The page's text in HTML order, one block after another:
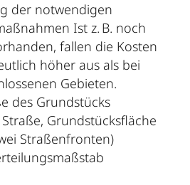
der notwendigen
Ist z. B. noch
fallen die Kosten
höher aus als bei
Gebieten.
des Grundstücks
Grundstücksfläche
Straßenfronten)